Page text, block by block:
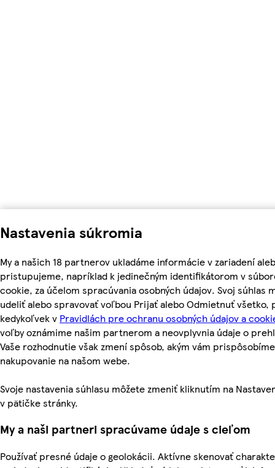
Nastavenia súkromia
My a našich 18 partnerov ukladáme informácie v zariadení
pristupujeme, napríklad k jedinečným identifikátorom v
cookie, za účelom spracúvania osobných údajov. Svoj súhlas
udeliť alebo spravovať voľbou Prijať alebo Odmietnuť všetko,
kedykoľvek v Pravidlách pre ochranu osobných údajov a
voľby oznámime našim partnerom a neovplyvnia údaje o
Vaše rozhodnutie však zmení spôsob, akým vám prispôsobíme
nakupovanie na našom webe.
Svoje nastavenia súhlasu môžete zmeniť kliknutím na
v pätičke stránky.
My a naši partneri spracúvame údaje s cieľom
Používať presné údaje o geolokácii. Aktívne skenovať